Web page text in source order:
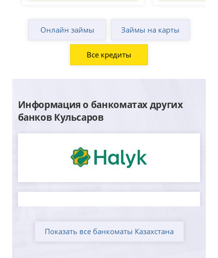
Онлайн займы Займы на карты
Все кредиты
Информация о банкоматах других
банков Кульсаров
Показать все банкоматы Казахстана